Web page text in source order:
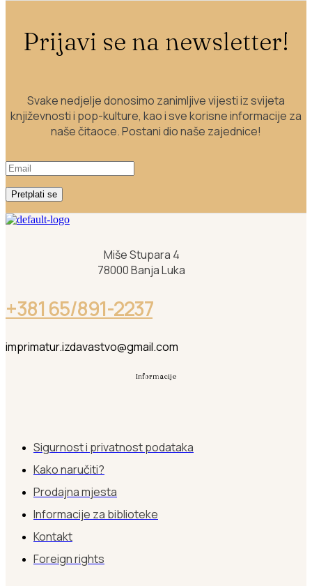
Prijavi se na newsletter!
Svake nedjelje donosimo zanimljive vijesti iz svijeta
književnosti i pop-kulture, kao i sve korisne informacije za
naše čitaoce. Postani dio naše zajednice!
Pretplati se
Miše Stupara 4
78000 Banja Luka
+381 65/891-2237
imprimatur.izdavastvo@gmail.com
Informacije
Sigurnost i privatnost podataka
Kako naručiti?
Prodajna mjesta
Informacije za biblioteke
Kontakt
Foreign rights